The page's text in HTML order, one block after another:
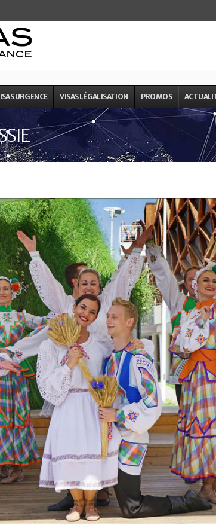
URGENCE VISAS LÉGALISATION PROMOS